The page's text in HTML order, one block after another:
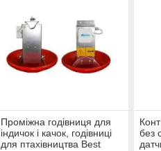
Проміжна годівниця для
індичок і качок, годівниці
для птахівництва Best
без